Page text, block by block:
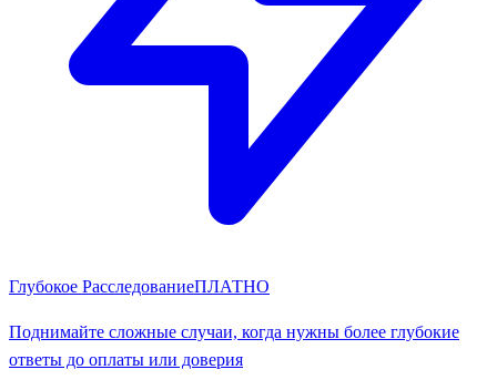
Глубокое РасследованиеПЛАТНО
Поднимайте сложные случаи, когда нужны более глубокие
ответы до оплаты или доверия